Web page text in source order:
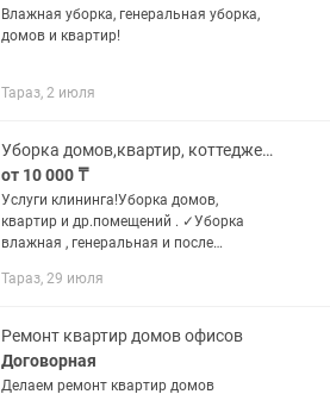
Влажная уборка, генеральная уборка,
домов и квартир!
Тараз, 2 июля
Уборка домов,квартир, коттеджей,офисных кабинетов.
от 10 000 ₸
Услуги клининга!Уборка домов,
квартир и др.помещений . ✓Уборка
влажная , генеральная и после
Цены на все виды услуги договорные!
Тараз, 29 июля
Ремонт квартир домов офисов
Договорная
Делаем ремонт квартир домов